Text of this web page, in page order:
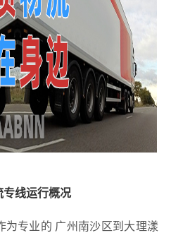
专线运行概况
为专业的 广州南沙区到大理漾